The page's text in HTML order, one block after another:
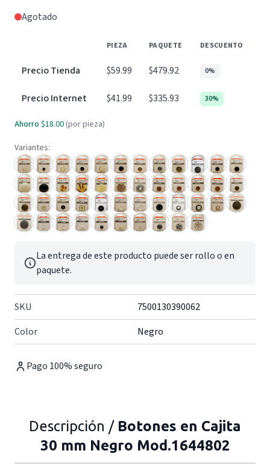
Agotado
PIEZA PAQUETE DESCUENTO
Precio Tienda $59.99 $479.92 0%
Precio Internet $41.99 $335.93 30%
Ahorro $18.00 (por pieza)
Variantes:
La entrega de este producto puede ser rollo o en
paquete.
SKU
7500130390062
Color
Negro
Pago 100% seguro
Descripción / Botones en Cajita
30 mm Negro Mod.1644802